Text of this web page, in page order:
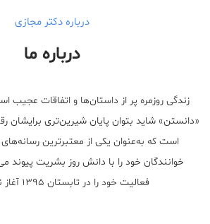
درباره دکتر مجازی
درباره ما
زندگی روزمره پر از داستان‌ها و اتفاقات عجیب
«دانستن» شاید بتوان پایان شیرین‌تری برایشان
است که به‌عنوان یکی از معتبر‌ترین
خوانندگان خود را با دانش روز بشریت
فعالیت خود را در تابستان ۱۳۹۵ آغاز نموده است.